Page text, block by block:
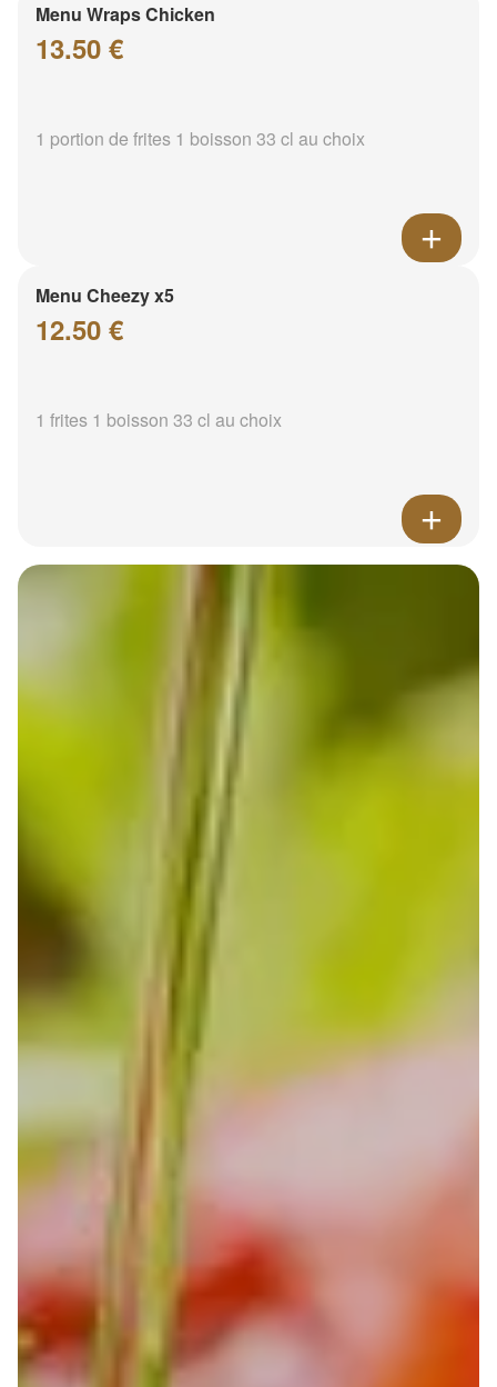
Menu Wraps Chicken
13.50 €
1 portion de frites 1 boisson 33 cl au choix
Menu Cheezy x5
12.50 €
1 frites 1 boisson 33 cl au choix